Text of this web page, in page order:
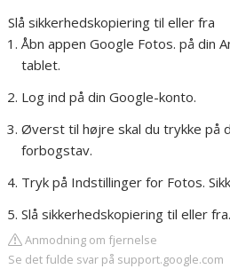
Slå sikkerhedskopiering til eller fra
Åbn appen Google Fotos. på din
tablet.
Log ind på din Google-konto.
Øverst til højre skal du trykke på
forbogstav.
Tryk på Indstillinger for Fotos.
Slå sikkerhedskopiering til eller fra.
Anmodning om fjernelse
Se det fulde svar på support.google.com